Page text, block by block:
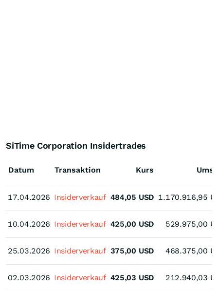
SiTime Corporation Insidertrades
Datum
17.04.2026
10.04.2026
25.03.2026
02.03.2026
Transaktion Kurs
17.04.2026 Insiderverkauf 484,05 USD 1.170.916,95
10.04.2026 Insiderverkauf 425,00 USD 529.975,00
25.03.2026 Insiderverkauf 375,00 USD 468.375,00
02.03.2026 Insiderverkauf 425,03 USD 212.940,03